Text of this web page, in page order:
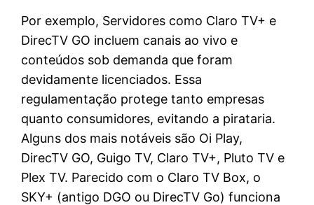
Por exemplo, Servidores como Claro TV+ e
DirecTV GO incluem canais ao vivo e
conteúdos sob demanda que foram
devidamente licenciados. Essa
regulamentação protege tanto empresas
quanto consumidores, evitando a pirataria.
Alguns dos mais notáveis são Oi Play,
DirecTV GO, Guigo TV, Claro TV+, Pluto TV e
Plex TV. Parecido com o Claro TV Box, o
SKY+ (antigo DGO ou DirecTV Go) funciona